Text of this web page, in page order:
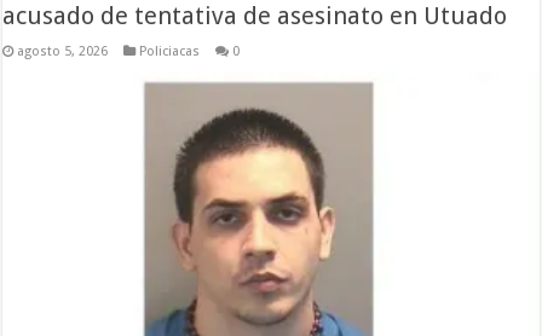
acusado de tentativa de asesinato en Utuado
agosto 5, 2026 Policiacas 0